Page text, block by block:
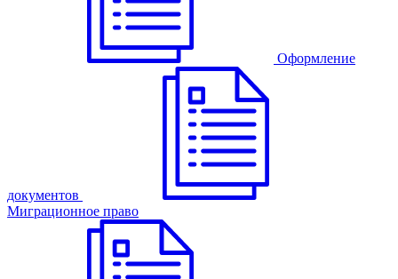
Оформление
документов
Миграционное право